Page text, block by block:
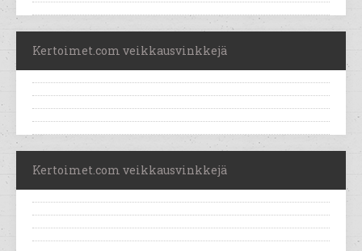
Kertoimet.com veikkausvinkkejä
Kertoimet.com veikkausvinkkejä